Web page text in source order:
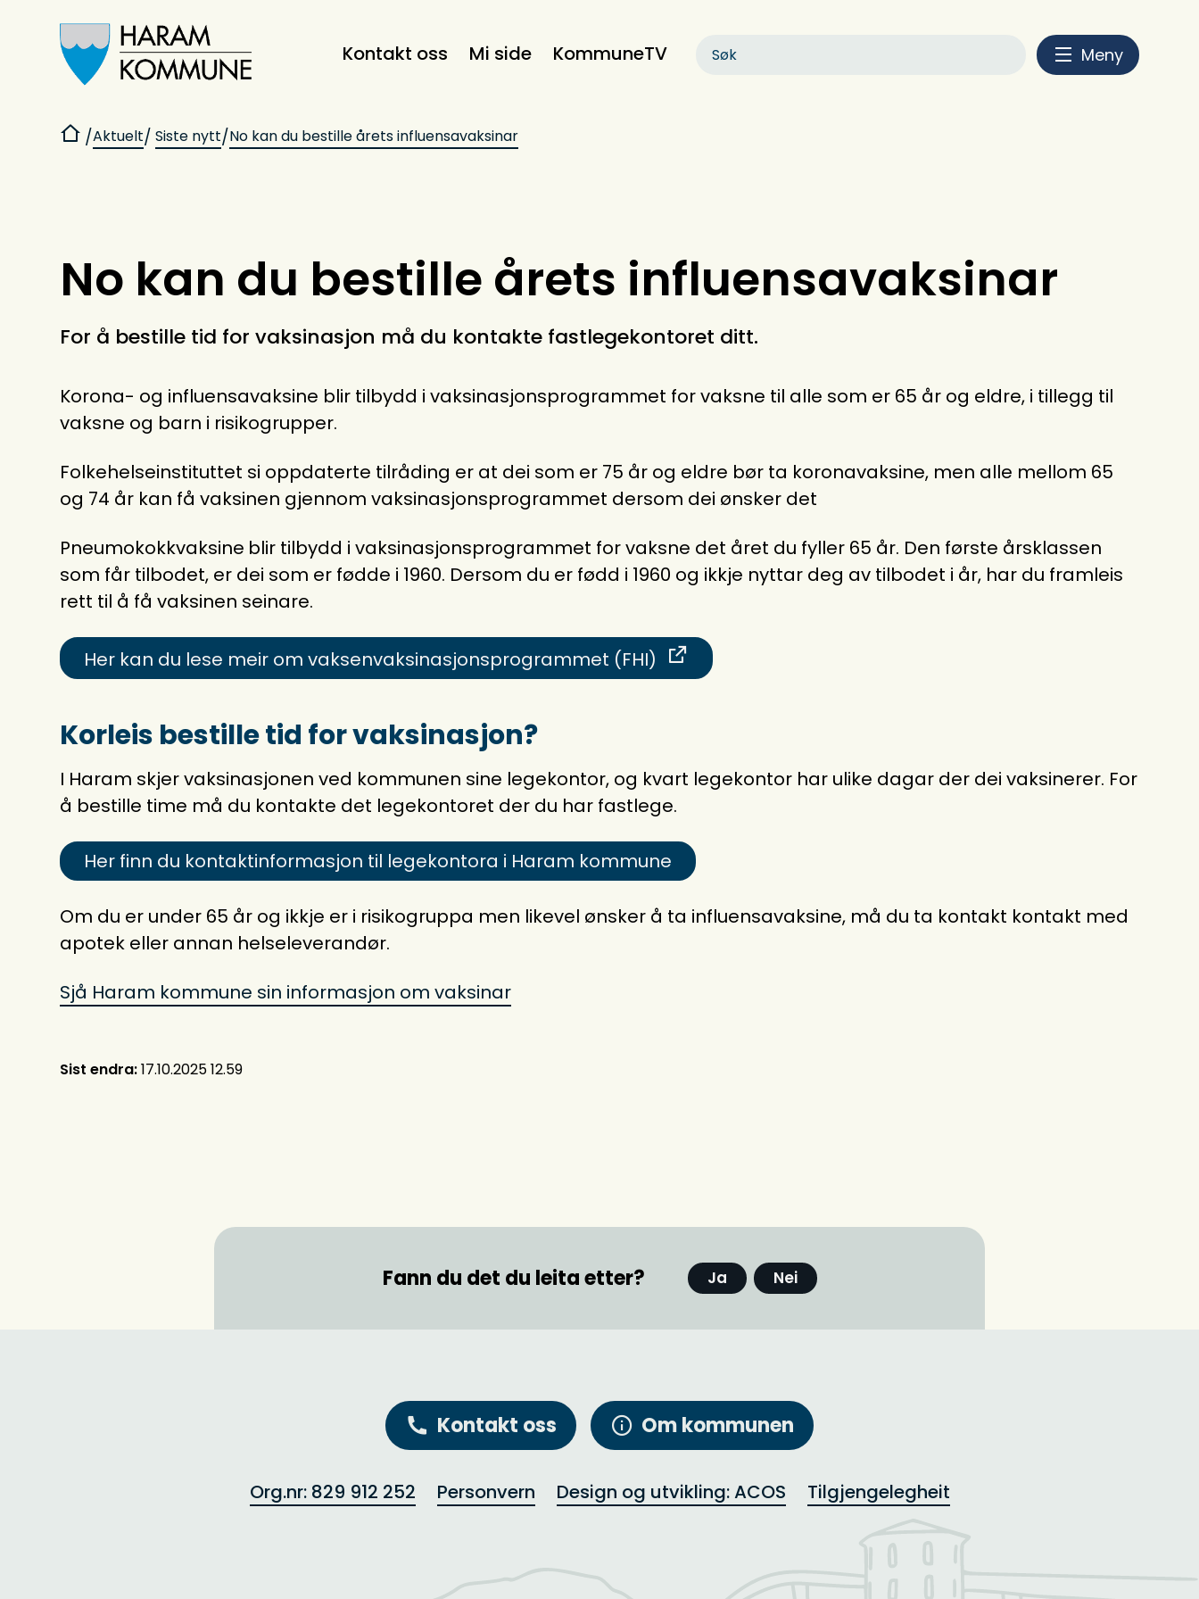
Kontakt oss Mi side KommuneTV Meny
Du er her:
Aktuelt Siste nytt No kan du bestille årets influensavaksinar
No kan du bestille årets influensavaksinar
For å bestille tid for vaksinasjon må du kontakte fastlegekontoret ditt.
Korona- og influensavaksine blir tilbydd i vaksinasjonsprogrammet for vaksne til alle som er 65 år og eldre, i tillegg til
vaksne og barn i risikogrupper.
Folkehelseinstituttet si oppdaterte tilråding er at dei som er 75 år og eldre bør ta koronavaksine, men alle mellom 65
og 74 år kan få vaksinen gjennom vaksinasjonsprogrammet dersom dei ønsker det
Pneumokokkvaksine blir tilbydd i vaksinasjonsprogrammet for vaksne det året du fyller 65 år. Den første årsklassen
som får tilbodet, er dei som er fødde i 1960. Dersom du er fødd i 1960 og ikkje nyttar deg av tilbodet i år, har du framleis
rett til å få vaksinen seinare.
Her kan du lese meir om vaksenvaksinasjonsprogrammet (FHI)
Korleis bestille tid for vaksinasjon?
I Haram skjer vaksinasjonen ved kommunen sine legekontor, og kvart legekontor har ulike dagar der dei vaksinerer. For
å bestille time må du kontakte det legekontoret der du har fastlege.
Her finn du kontaktinformasjon til legekontora i Haram kommune
Om du er under 65 år og ikkje er i risikogruppa men likevel ønsker å ta influensavaksine, må du ta kontakt kontakt med
apotek eller annan helseleverandør.
Sjå Haram kommune sin informasjon om vaksinar
Sist endra 17.10.2025 12.59
Fann du det du leita etter? Ja Nei
Kontakt oss Om kommunen
Org.nr: 829 912 252 Personvern Design og utvikling: ACOS Tilgjengelegheit